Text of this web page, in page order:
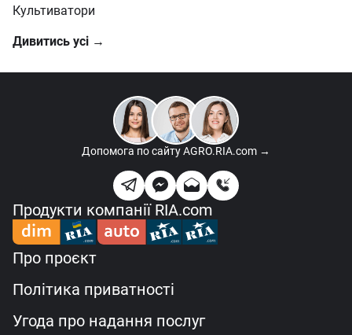
Культиватори
Дивитись усі →
Допомога по сайтуAGRO.RIA.com →
Продукти компанії RIA.com
Про проєкт
Політика приватності
Угода про надання послуг